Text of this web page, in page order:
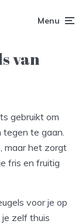
Menu
van
gebruikt om
tegen te gaan.
maar het zorgt
fris en fruitig
voor je op
zelf thuis